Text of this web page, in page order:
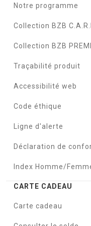
Notre programme
Collection BZB
Collection BZB
Traçabilité produit
Accessibilité web
Code éthique
Ligne d'alerte
Déclaration de
Index Homme/
CARTE CADEAU
Carte cadeau